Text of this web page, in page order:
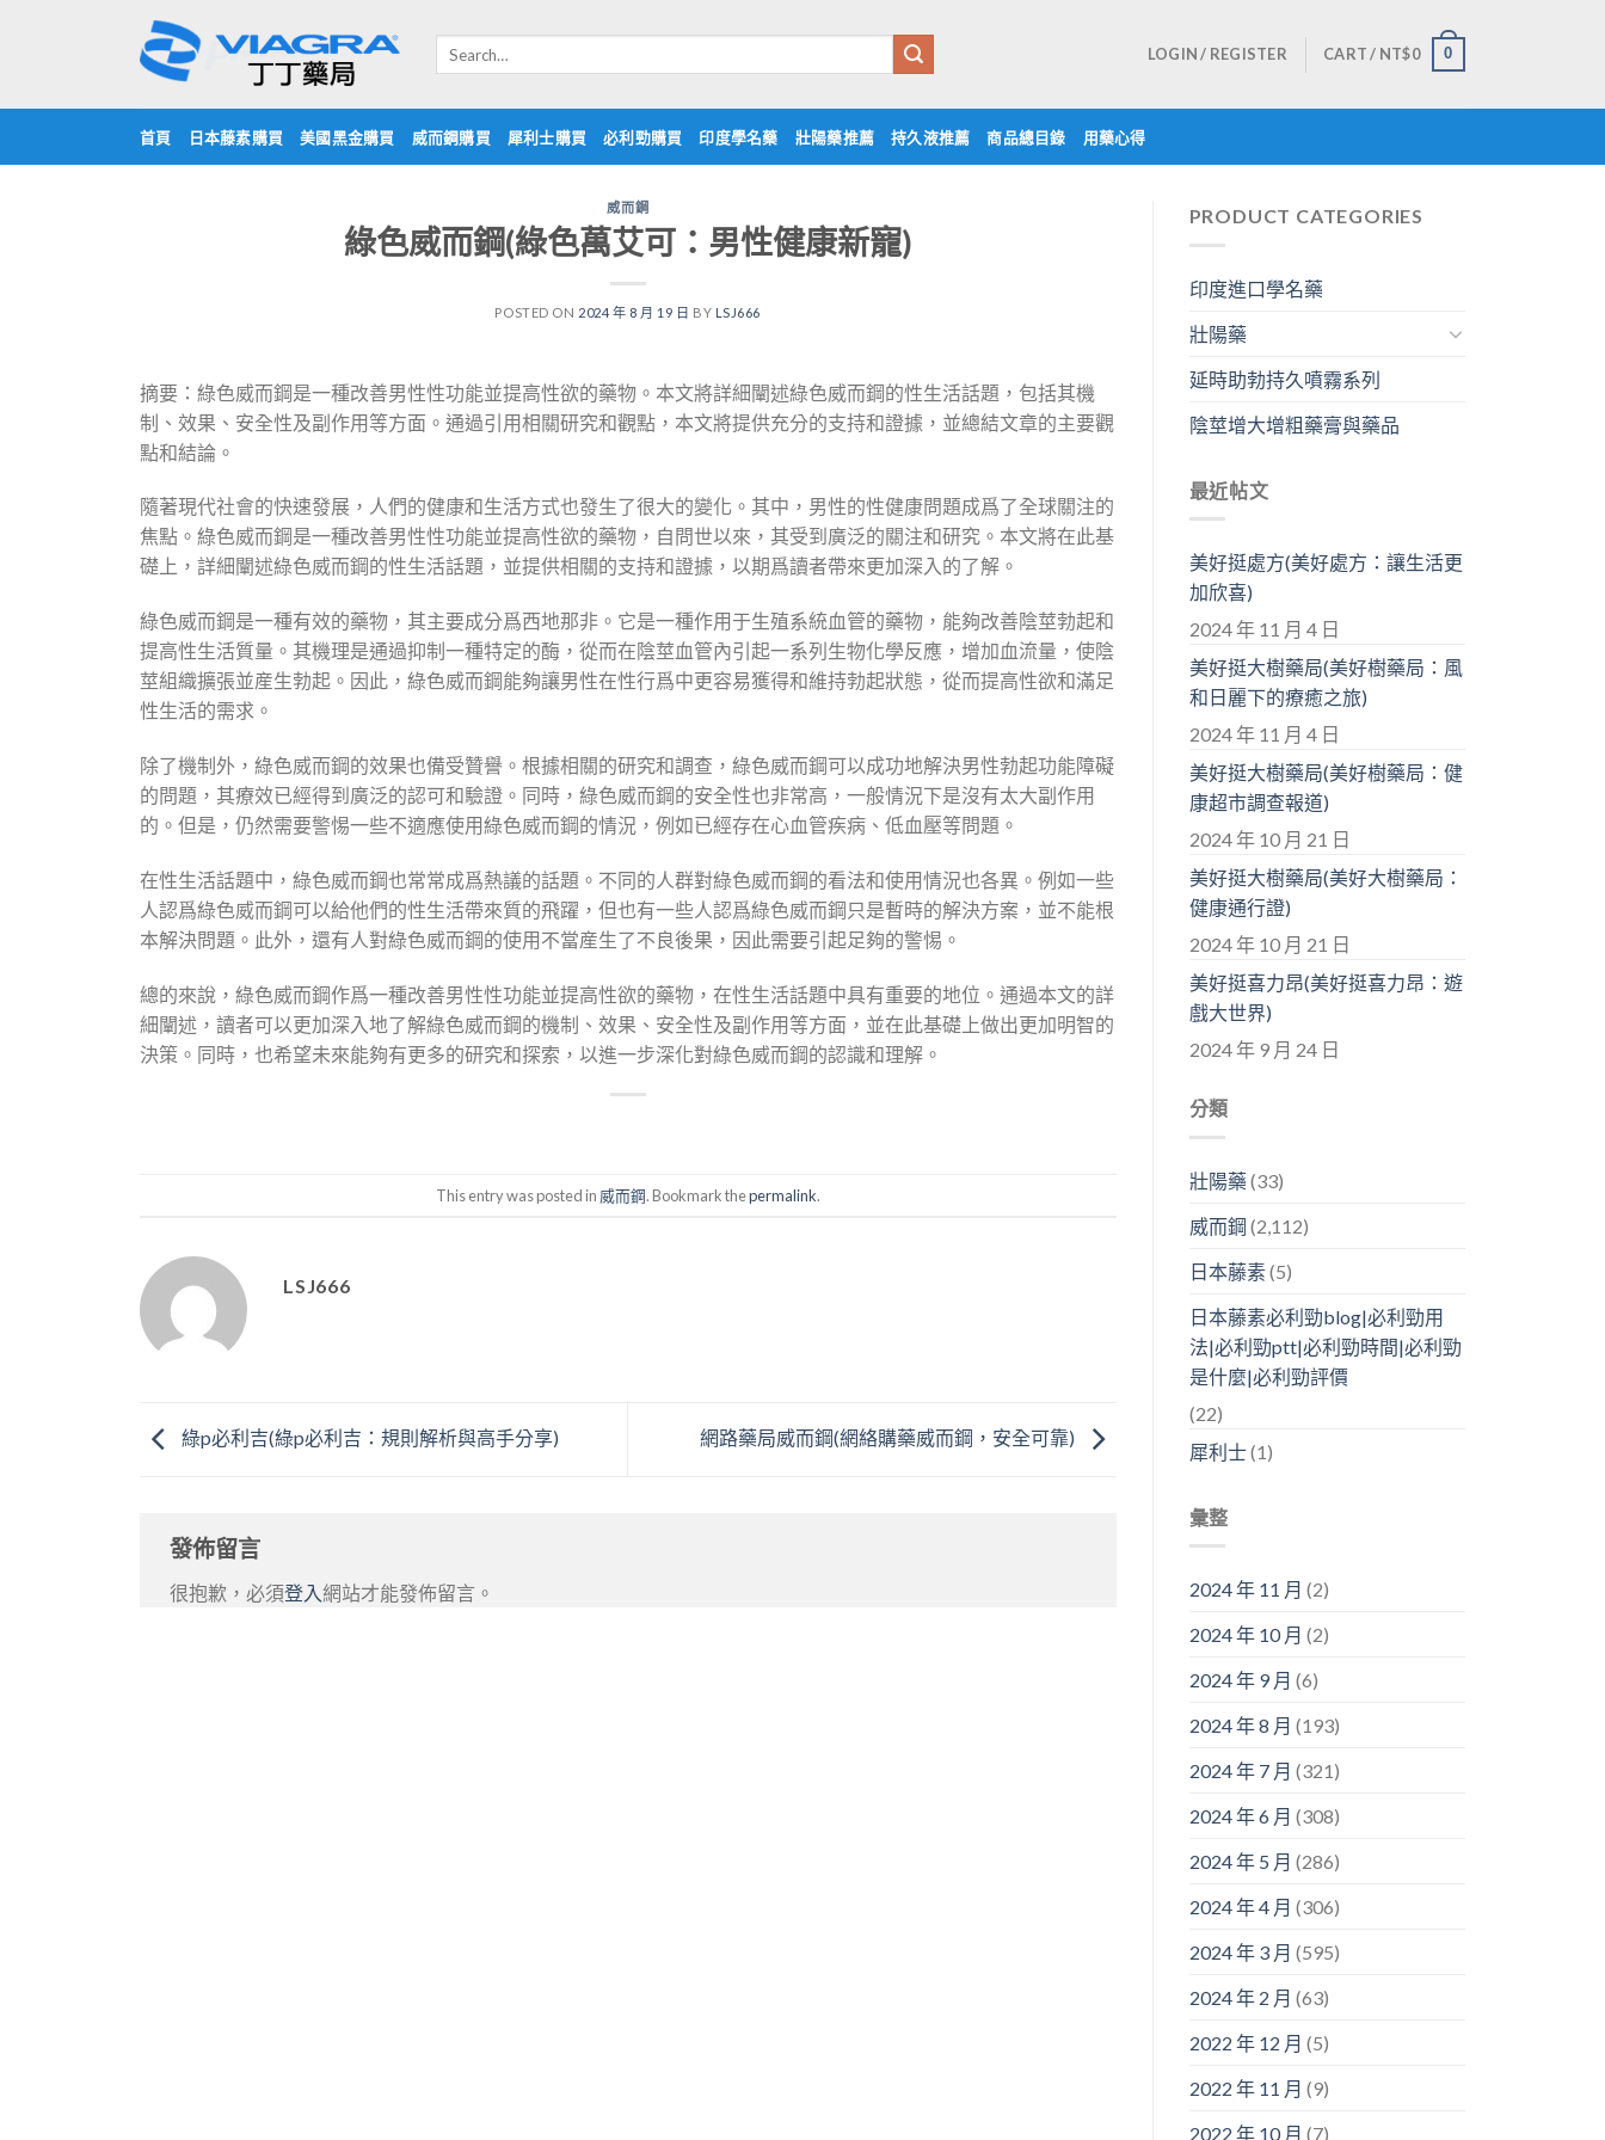
LOGIN / REGISTER CART / NT$0 0
首頁 日本藤素購買 美國黑金購買 威而鋼購買 犀利士購買 必利勁購買 印度學名藥 壯陽藥推薦 持久液推薦 商品總目錄 用藥心得
威而鋼
綠色威而鋼(綠色萬艾可：男性健康新寵)
POSTED ON 2024 年 8 月 19 日 BY LSJ666
摘要：綠色威而鋼是一種改善男性性功能並提高性欲的藥物。本文將詳細闡述綠色威而鋼的性生活話題，包括其機
制、效果、安全性及副作用等方面。通過引用相關研究和觀點，本文將提供充分的支持和證據，並總結文章的主要觀
點和結論。
隨著現代社會的快速發展，人們的健康和生活方式也發生了很大的變化。其中，男性的性健康問題成爲了全球關注的
焦點。綠色威而鋼是一種改善男性性功能並提高性欲的藥物，自問世以來，其受到廣泛的關注和研究。本文將在此基
礎上，詳細闡述綠色威而鋼的性生活話題，並提供相關的支持和證據，以期爲讀者帶來更加深入的了解。
綠色威而鋼是一種有效的藥物，其主要成分爲西地那非。它是一種作用于生殖系統血管的藥物，能夠改善陰莖勃起和
提高性生活質量。其機理是通過抑制一種特定的酶，從而在陰莖血管內引起一系列生物化學反應，增加血流量，使陰
莖組織擴張並産生勃起。因此，綠色威而鋼能夠讓男性在性行爲中更容易獲得和維持勃起狀態，從而提高性欲和滿足
性生活的需求。
除了機制外，綠色威而鋼的效果也備受贊譽。根據相關的研究和調查，綠色威而鋼可以成功地解決男性勃起功能障礙
的問題，其療效已經得到廣泛的認可和驗證。同時，綠色威而鋼的安全性也非常高，一般情況下是沒有太大副作用
的。但是，仍然需要警惕一些不適應使用綠色威而鋼的情況，例如已經存在心血管疾病、低血壓等問題。
在性生活話題中，綠色威而鋼也常常成爲熱議的話題。不同的人群對綠色威而鋼的看法和使用情況也各異。例如一些
人認爲綠色威而鋼可以給他們的性生活帶來質的飛躍，但也有一些人認爲綠色威而鋼只是暫時的解決方案，並不能根
本解決問題。此外，還有人對綠色威而鋼的使用不當産生了不良後果，因此需要引起足夠的警惕。
總的來說，綠色威而鋼作爲一種改善男性性功能並提高性欲的藥物，在性生活話題中具有重要的地位。通過本文的詳
細闡述，讀者可以更加深入地了解綠色威而鋼的機制、效果、安全性及副作用等方面，並在此基礎上做出更加明智的
決策。同時，也希望未來能夠有更多的研究和探索，以進一步深化對綠色威而鋼的認識和理解。
This entry was posted in 威而鋼. Bookmark thepermalink.
LSJ666
綠p必利吉(綠p必利吉：規則解析與高手分享) 網路藥局威而鋼(網絡購藥威而鋼，安全可靠)
發佈留言
很抱歉，必須登入網站才能發佈留言。
PRODUCT CATEGORIES
印度進口學名藥
壯陽藥
延時助勃持久噴霧系列
陰莖增大增粗藥膏與藥品
最近帖文
美好挺處方(美好處方：讓生活更
加欣喜)
2024 年 11 月 4 日
美好挺大樹藥局(美好樹藥局：風
和日麗下的療癒之旅)
2024 年 11 月 4 日
美好挺大樹藥局(美好樹藥局：健
康超市調查報道)
2024 年 10 月 21 日
美好挺大樹藥局(美好大樹藥局：
健康通行證)
2024 年 10 月 21 日
美好挺喜力昂(美好挺喜力昂：遊
戲大世界)
2024 年 9 月 24 日
分類
壯陽藥(33)
威而鋼 (2,112)
日本藤素(5)
日本藤素必利勁blog|必利勁用
法|必利勁ptt|必利勁時間|必利勁
是什麼|必利勁評價
(22)
犀利士(1)
彙整
2024 年 11 月 (2)
2024 年 10 月 (2)
2024 年 9 月 (6)
2024 年 8 月 (193)
2024 年 7 月 (321)
2024 年 6 月 (308)
2024 年 5 月 (286)
2024 年 4 月 (306)
2024 年 3 月 (595)
2024 年 2 月 (63)
2022 年 12 月 (5)
2022 年 11 月 (9)
2022 年 10 月 (7)